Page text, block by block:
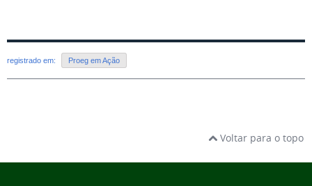
registrado em: Proeg em Ação
Voltar para o topo